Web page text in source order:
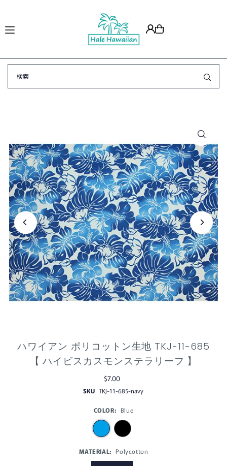
Translation missing: ja.accessibility.skip_to_text
ハワイアン ポリコットン生地 TKJ-11-685
【 ハイビスカスモンステラリーフ 】
$7.00
SKU TKJ-11-685-navy
COLOR: Blue
MATERIAL: Polycotton